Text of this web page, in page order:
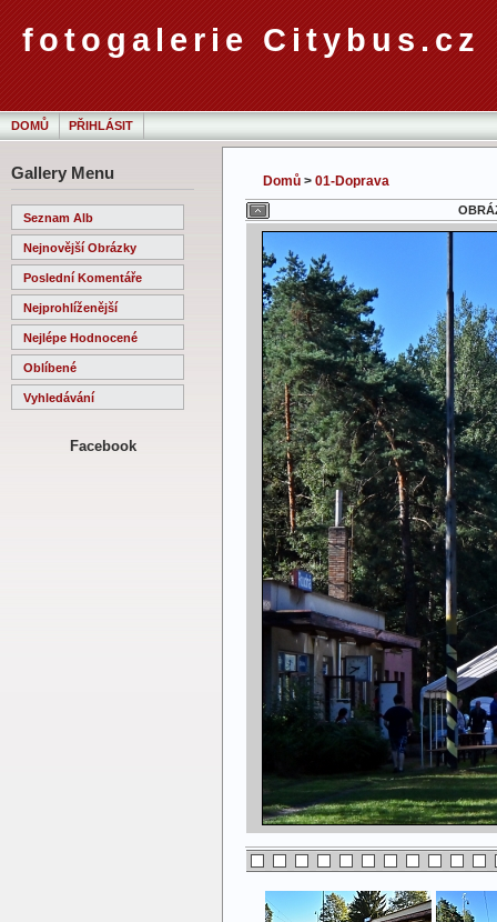
fotogalerie Citybus.cz
DOMŮ PŘIHLÁSIT
Gallery Menu
Seznam Alb
Nejnovější Obrázky
Poslední Komentáře
Nejprohlíženější
Nejlépe Hodnocené
Oblíbené
Vyhledávání
Facebook
Domů > 01-Doprava